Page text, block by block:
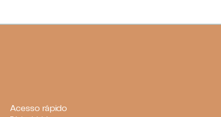
Acesso rápido